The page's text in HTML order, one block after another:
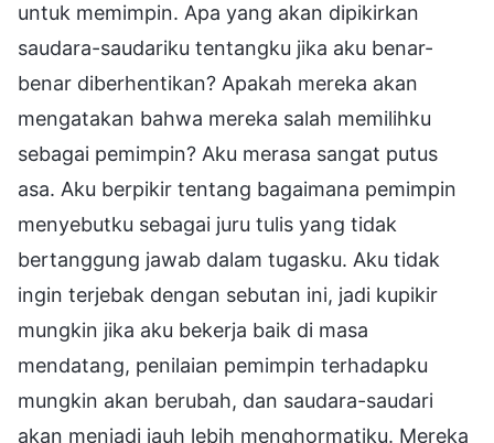
untuk memimpin. Apa yang akan dipikirkan
saudara-saudariku tentangku jika aku benar-
benar diberhentikan? Apakah mereka akan
mengatakan bahwa mereka salah memilihku
sebagai pemimpin? Aku merasa sangat putus
asa. Aku berpikir tentang bagaimana pemimpin
menyebutku sebagai juru tulis yang tidak
bertanggung jawab dalam tugasku. Aku tidak
ingin terjebak dengan sebutan ini, jadi kupikir
mungkin jika aku bekerja baik di masa
mendatang, penilaian pemimpin terhadapku
mungkin akan berubah, dan saudara-saudari
akan menjadi jauh lebih menghormatiku. Mereka